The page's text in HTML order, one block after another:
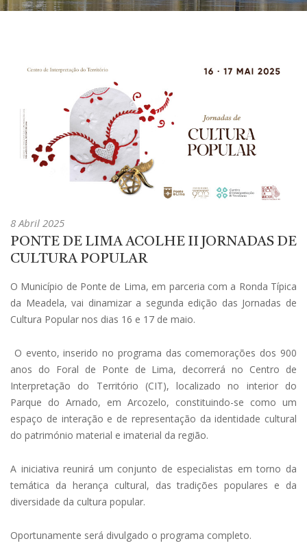
8 Abril 2025
PONTE DE LIMA ACOLHE II JORNADAS DE
CULTURA POPULAR
O Município de Ponte de Lima, em parceria com a Ronda Típica
da Meadela, vai dinamizar a segunda edição das Jornadas de
Cultura Popular nos dias 16 e 17 de maio.
O evento, inserido no programa das comemorações dos 900
anos do Foral de Ponte de Lima, decorrerá no Centro de
Interpretação do Território (CIT), localizado no interior do
Parque do Arnado, em Arcozelo, constituindo-se como um
espaço de interação e de representação da identidade cultural
do património material e imaterial da região.
A iniciativa reunirá um conjunto de especialistas em torno da
temática da herança cultural, das tradições populares e da
diversidade da cultura popular.
Oportunamente será divulgado o programa completo.